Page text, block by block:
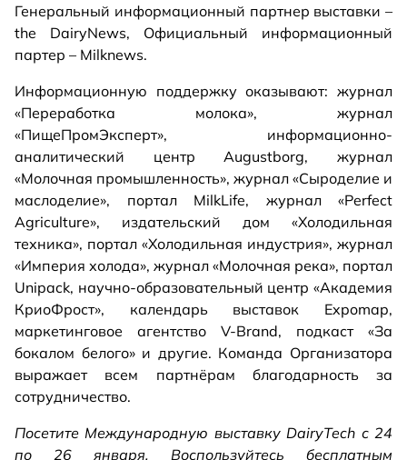
Генеральный информационный партнер выставки –
the DairyNews, Официальный информационный
партер – Milknews.
Информационную поддержку оказывают: журнал
«Переработка молока», журнал
«ПищеПромЭксперт», информационно-
аналитический центр Augustborg, журнал
«Молочная промышленность», журнал «Сыроделие и
маслоделие», портал MilkLife, журнал «Perfect
Agriculture», издательский дом «Холодильная
техника», портал «Холодильная индустрия», журнал
«Империя холода», журнал «Молочная река», портал
Unipack, научно-образовательный центр «Академия
КриоФрост», календарь выставок Expomap,
маркетинговое агентство V-Brand, подкаст «За
бокалом белого» и другие. Команда Организатора
выражает всем партнёрам благодарность за
сотрудничество.
Посетите Международную выставку DairyTech с 24
по 26 января. Воспользуйтесь бесплатным